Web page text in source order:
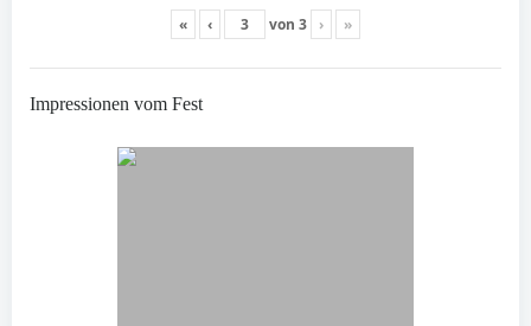
« ‹ von 3 › »
Impressionen vom Fest